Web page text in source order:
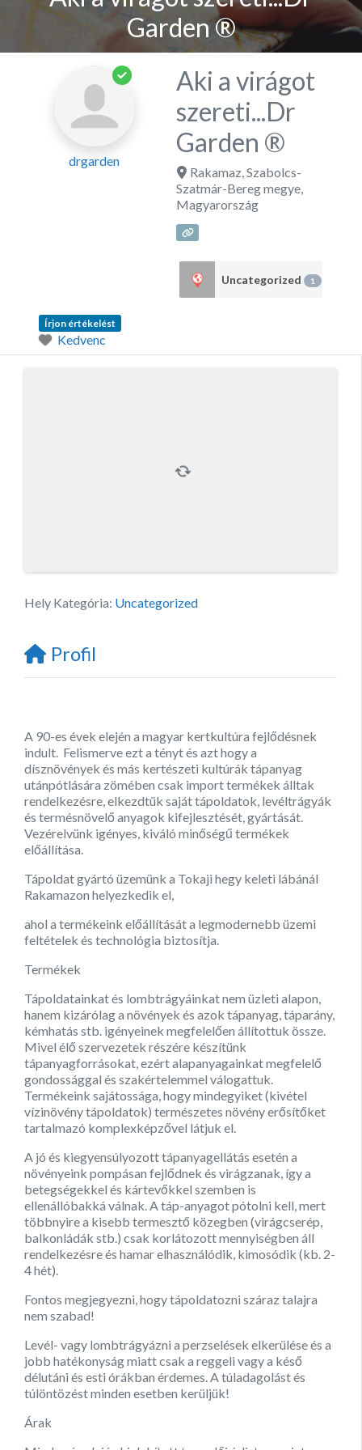
Garden ®
drgarden
Aki a virágot
szereti...Dr
Garden ®
Rakamaz,Szabolcs-
Szatmár-Bereg megye,
Magyarország
Uncategorized 1
Írjon értékelést
Kedvenc
Hely Kategória: Uncategorized
Profil
A 90-es évek elején a magyar kertkultúra fejlődésnek
indult. Felismerve ezt a tényt és azt hogy a
dísznövények és más kertészeti kultúrák tápanyag
utánpótlására zömében csak import termékek álltak
rendelkezésre, elkezdtük saját tápoldatok, levéltrágyák
és termésnövelő anyagok kifejlesztését, gyártását.
Vezérelvünk igényes, kiváló minőségű termékek
előállítása.
Tápoldat gyártó üzemünk a Tokaji hegy keleti lábánál
Rakamazon helyezkedik el,
ahol a termékeink előállítását a legmodernebb üzemi
feltételek és technológia biztosítja.
Termékek
Tápoldatainkat és lombtrágyáinkat nem üzleti alapon,
hanem kizárólag a növények és azok tápanyag, táparány,
kémhatás stb. igényeinek megfelelően állítottuk össze.
Mivel élő szervezetek részére készítünk
tápanyagforrásokat, ezért alapanyagainkat megfelelő
gondossággal és szakértelemmel válogattuk.
Termékeink sajátossága, hogy mindegyiket (kivétel
vízinövény tápoldatok) természetes növény erősítőket
tartalmazó komplexképzővel látjuk el.
A jó és kiegyensúlyozott tápanyagellátás esetén a
növényeink pompásan fejlődnek és virágzanak, így a
betegségekkel és kártevőkkel szemben is
ellenállóbakká válnak. A táp-anyagot pótolni kell, mert
többnyire a kisebb termesztő közegben (virágcserép,
balkonládák stb.) csak korlátozott mennyiségben áll
rendelkezésre és hamar elhasználódik, kimosódik (kb. 2-
4 hét).
Fontos megjegyezni, hogy tápoldatozni száraz talajra
nem szabad!
Levél- vagy lombtrágyázni a perzselések elkerülése és a
jobb hatékonyság miatt csak a reggeli vagy a késő
délutáni és esti órákban érdemes. A túladagolást és
túlöntözést minden esetben kerüljük!
Árak